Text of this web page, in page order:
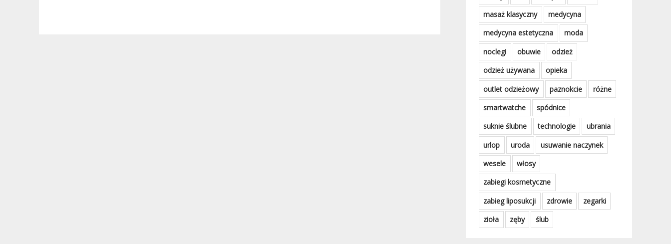
masaż klasyczny
medycyna
medycyna estetyczna
moda
noclegi
obuwie
odzież
odzież używana
opieka
outlet odzieżowy
paznokcie
różne
smartwatche
spódnice
suknie ślubne
technologie
ubrania
urlop
uroda
usuwanie naczynek
wesele
włosy
zabiegi kosmetyczne
zabieg liposukcji
zdrowie
zegarki
zioła
zęby ślub